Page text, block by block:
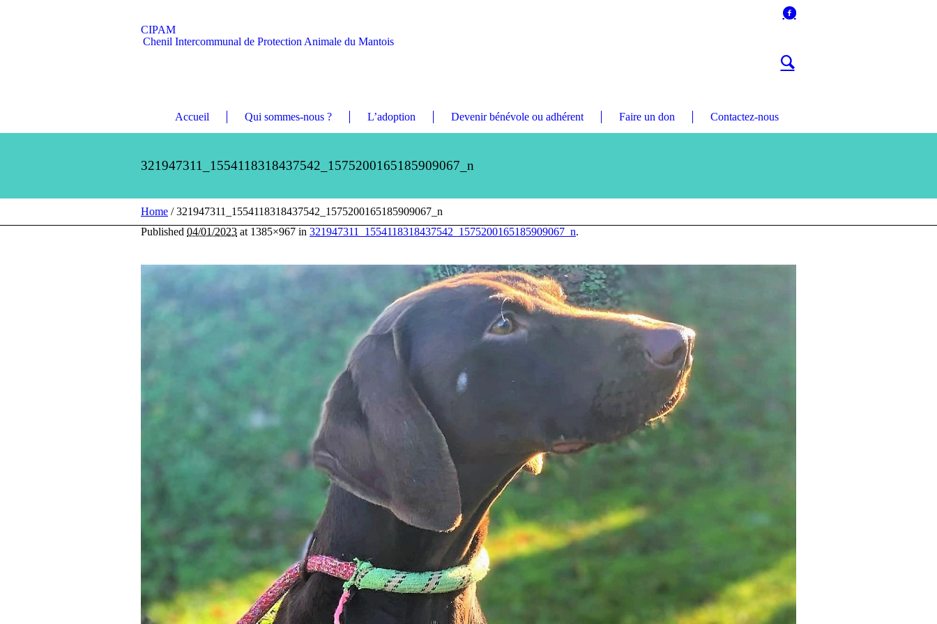
CIPAM
Chenil Intercommunal de Protection Animale du Mantois
Accueil Qui sommes-nous ? L’adoption Devenir bénévole ou adhérent Faire un don Contactez-nous
321947311_1554118318437542_1575200165185909067_n
Home /321947311_1554118318437542_1575200165185909067_n
Published 04/01/2023 at 1385×967 in 321947311_1554118318437542_1575200165185909067_n.